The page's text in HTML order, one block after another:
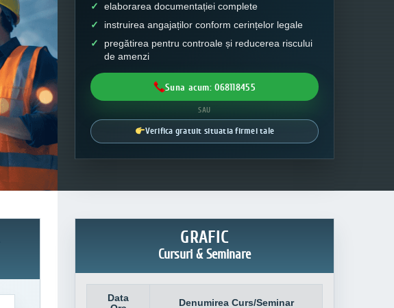
elaborarea documentației complete
instruirea angajaților conform cerințelor legale
pregătirea pentru controale și reducerea riscului
de amenzi
Suna acum: 068118455
SAU
Verifica gratuit situatia firmei tale
GRAFIC
Cursuri & Seminare
Data
Denumirea Curs/Seminar